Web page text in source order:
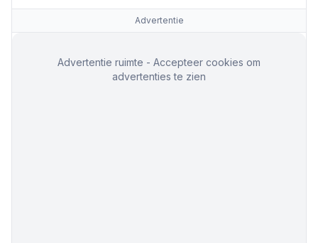
Advertentie
Advertentie ruimte - Accepteer cookies om
advertenties te zien